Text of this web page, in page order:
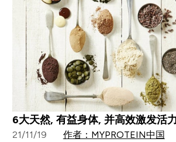
6大天然, 有益身体, 并高效激发活
21/11/19 作者：MYPROTEIN中国